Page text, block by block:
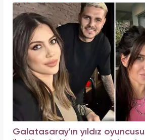
Galatasaray'ın yıldız